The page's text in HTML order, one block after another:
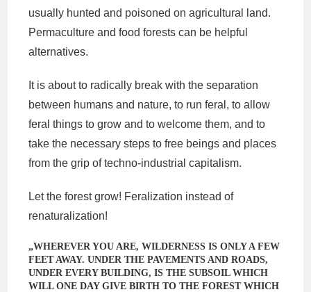
usually hunted and poisoned on agricultural land.
Permaculture and food forests can be helpful
alternatives.
It is about to radically break with the separation
between humans and nature, to run feral, to allow
feral things to grow and to welcome them, and to
take the necessary steps to free beings and places
from the grip of techno-industrial capitalism.
Let the forest grow! Feralization instead of
renaturalization!
„WHEREVER YOU ARE, WILDERNESS IS ONLY A FEW
FEET AWAY. UNDER THE PAVEMENTS AND ROADS,
UNDER EVERY BUILDING, IS THE SUBSOIL WHICH
WILL ONE DAY GIVE BIRTH TO THE FOREST WHICH